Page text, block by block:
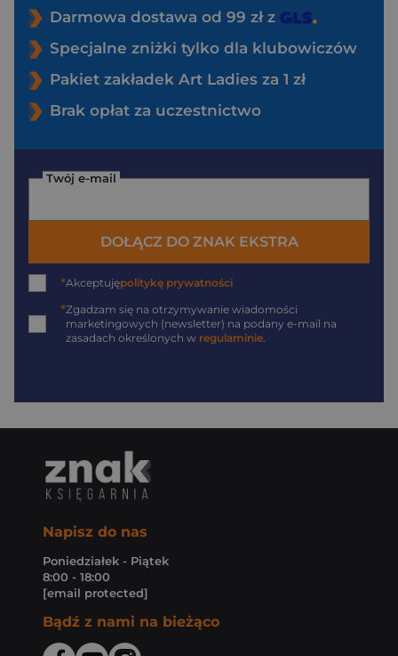
Darmowa dostawa od 99 zł z
Specjalne zniżki tylko dla klubowiczów
Pakiet zakładek Art Ladies za 1 zł
Brak opłat za uczestnictwo
Twój e-mail
DOŁĄCZ DO ZNAK EKSTRA
*Akceptujępolitykę prywatności
*Zgadzam się na otrzymywanie wiadomości
marketingowych (newsletter) na podany e-mail na
zasadach określonych w regulaminie.
Napisz do nas
Poniedziałek - Piątek
8:00 - 18:00
[email protected]
Bądź z nami na bieżąco